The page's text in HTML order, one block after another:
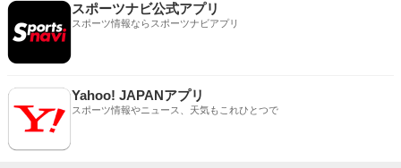
スポーツナビ公式アプリ
スポーツ情報ならスポーツナビアプリ
Yahoo! JAPANアプリ
スポーツ情報やニュース、天気もこれひとつで